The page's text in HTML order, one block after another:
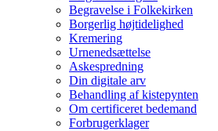
Begravelse i Folkekirken
Borgerlig højtidelighed
Kremering
Urnenedsættelse
Askespredning
Din digitale arv
Behandling af kistepynten
Om certificeret bedemand
Forbrugerklager